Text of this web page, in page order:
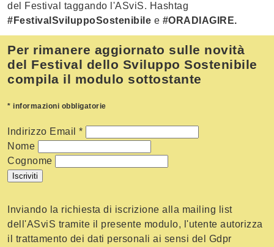
del Festival taggando l'ASviS. Hashtag
#FestivalSviluppoSostenibile e #ORADIAGIRE.
Per rimanere aggiornato sulle novità
del Festival dello Sviluppo Sostenibile
compila il modulo sottostante
* informazioni obbligatorie
Indirizzo Email *
Nome
Cognome
Inviando la richiesta di iscrizione alla mailing list
dell'ASviS tramite il presente modulo, l'utente autorizza
il trattamento dei dati personali ai sensi del Gdpr